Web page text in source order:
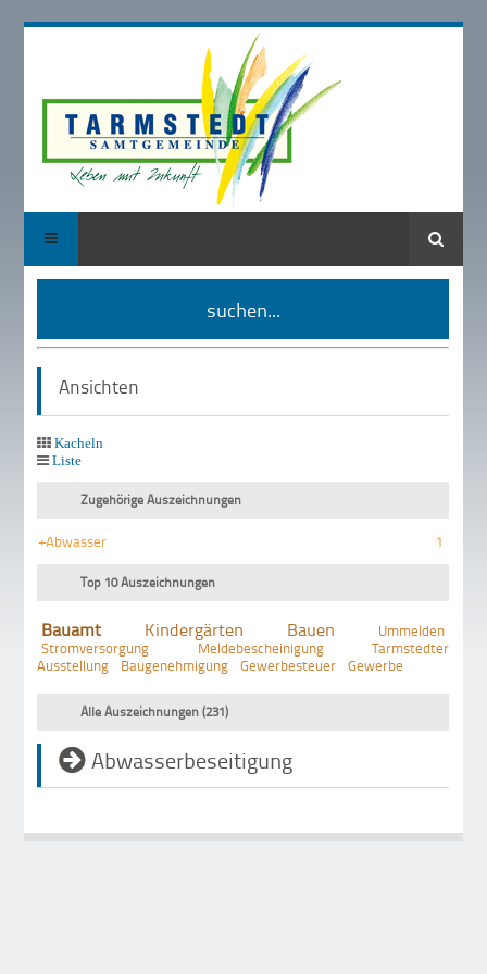
Suche
suchen...
Ansichten
Kacheln
Liste
Zugehörige Auszeichnungen
+Abwasser 1
Top 10 Auszeichnungen
Bauamt Kindergärten Bauen
Ummelden
Stromversorgung
Meldebescheinigung
Tarmstedter
Ausstellung
Baugenehmigung Gewerbesteuer Gewerbe
Alle Auszeichnungen (231)
Abwasserbeseitigung